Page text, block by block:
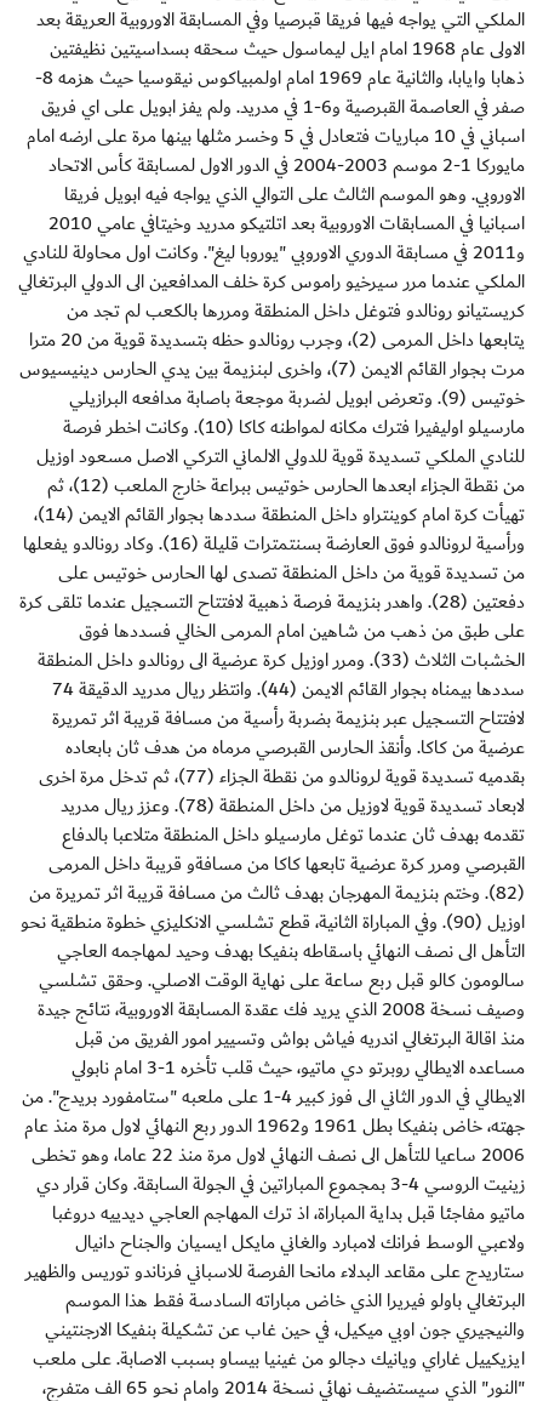
الملكي التي يواجه فيها فريقا قبرصيا وفي المسابقة الاوروبية العريقة بعد
الاولى عام 1968 امام ايل ليماسول حيث سحقه بسداسيتين نظيفتين
ذهابا وايابا، والثانية عام 1969 امام اولمبياكوس نيقوسيا حيث هزمه 8-
صفر في العاصمة القبرصية و6-1 في مدريد. ولم يفز ابويل على اي فريق
اسباني في 10 مباريات فتعادل في 5 وخسر مثلها بينها مرة على ارضه امام
مايوركا 1-2 موسم 2003-2004 في الدور الاول لمسابقة كأس الاتحاد
الاوروبي. وهو الموسم الثالث على التوالي الذي يواجه فيه ابويل فريقا
اسبانيا في المسابقات الاوروبية بعد اتلتيكو مدريد وخيتافي عامي 2010
و2011 في مسابقة الدوري الاوروبي "يوروبا ليغ". وكانت اول محاولة للنادي
الملكي عندما مرر سيرخيو راموس كرة خلف المدافعين الى الدولي البرتغالي
كريستيانو رونالدو فتوغل داخل المنطقة ومررها بالكعب لم تجد من
يتابعها داخل المرمى (2)، وجرب رونالدو حظه بتسديدة قوية من 20 مترا
مرت بجوار القائم الايمن (7)، واخرى لبنزيمة بين يدي الحارس دينيسيوس
خوتيس (9). وتعرض ابويل لضربة موجعة باصابة مدافعه البرازيلي
مارسيلو اوليفيرا فترك مكانه لمواطنه كاكا (10). وكانت اخطر فرصة
للنادي الملكي تسديدة قوية للدولي الالماني التركي الاصل مسعود اوزيل
من نقطة الجزاء ابعدها الحارس خوتيس ببراعة خارج الملعب (12)، ثم
تهيأت كرة امام كوينتراو داخل المنطقة سددها بجوار القائم الايمن (14)،
ورأسية لرونالدو فوق العارضة بسنتمترات قليلة (16). وكاد رونالدو يفعلها
من تسديدة قوية من داخل المنطقة تصدى لها الحارس خوتيس على
دفعتين (28). واهدر بنزيمة فرصة ذهبية لافتتاح التسجيل عندما تلقى كرة
على طبق من ذهب من شاهين امام المرمى الخالي فسددها فوق
الخشبات الثلاث (33). ومرر اوزيل كرة عرضية الى رونالدو داخل المنطقة
سددها بيمناه بجوار القائم الايمن (44). وانتظر ريال مدريد الدقيقة 74
لافتتاح التسجيل عبر بنزيمة بضربة رأسية من مسافة قريبة اثر تمريرة
عرضية من كاكا. وأنقذ الحارس القبرصي مرماه من هدف ثان بابعاده
بقدميه تسديدة قوية لرونالدو من نقطة الجزاء (77)، ثم تدخل مرة اخرى
لابعاد تسديدة قوية لاوزيل من داخل المنطقة (78). وعزز ريال مدريد
تقدمه بهدف ثان عندما توغل مارسيلو داخل المنطقة متلاعبا بالدفاع
القبرصي ومرر كرة عرضية تابعها كاكا من مسافةو قريبة داخل المرمى
(82). وختم بنزيمة المهرجان بهدف ثالث من مسافة قريبة اثر تمريرة من
اوزيل (90). وفي المباراة الثانية، قطع تشلسي الانكليزي خطوة منطقية نحو
التأهل الى نصف النهائي باسقاطه بنفيكا بهدف وحيد لمهاجمه العاجي
سالومون كالو قبل ربع ساعة على نهاية الوقت الاصلي. وحقق تشلسي
وصيف نسخة 2008 الذي يريد فك عقدة المسابقة الاوروبية، نتائج جيدة
منذ اقالة البرتغالي اندريه فياش بواش وتسيير امور الفريق من قبل
مساعده الايطالي روبرتو دي ماتيو، حيث قلب تأخره 1-3 امام نابولي
الايطالي في الدور الثاني الى فوز كبير 4-1 على ملعبه "ستامفورد بريدج". من
جهته، خاض بنفيكا بطل 1961 و1962 الدور ربع النهائي لاول مرة منذ عام
2006 ساعيا للتأهل الى نصف النهائي لاول مرة منذ 22 عاما، وهو تخطى
زينيت الروسي 4-3 بمجموع المباراتين في الجولة السابقة. وكان قرار دي
ماتيو مفاجئا قبل بداية المباراة، اذ ترك المهاجم العاجي ديدييه دروغبا
ولاعبي الوسط فرانك لامبارد والغاني مايكل ايسيان والجناح دانيال
ستاريدج على مقاعد البدلاء مانحا الفرصة للاسباني فرناندو توريس والظهير
البرتغالي باولو فيريرا الذي خاض مباراته السادسة فقط هذا الموسم
والنيجيري جون اوبي ميكيل، في حين غاب عن تشكيلة بنفيكا الارجنتيني
ايزيكييل غاراي ويانيك دجالو من غينيا بيساو بسبب الاصابة. على ملعب
"النور" الذي سيستضيف نهائي نسخة 2014 وامام نحو 65 الف متفرج،